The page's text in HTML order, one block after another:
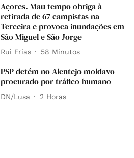
Açores. Mau tempo obriga à
retirada de 67 campistas na
Terceira e provoca inundações em
São Miguel e São Jorge
Rui Frias 58 Minutos
PSP detém no Alentejo moldavo
procurado por tráfico humano
DN/Lusa 2 Horas